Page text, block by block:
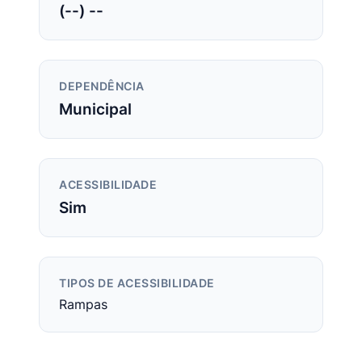
(--) --
DEPENDÊNCIA
Municipal
ACESSIBILIDADE
Sim
TIPOS DE ACESSIBILIDADE
Rampas